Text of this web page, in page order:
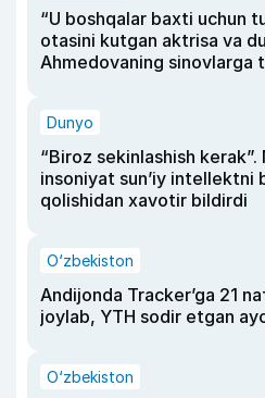
“U boshqalar baxti uchun
otasini kutgan aktrisa va
Ahmedovaning sinovlarga
Dunyo
“Biroz sekinlashish
insoniyat sun’iy intellektni
qolishidan xavotir bildirdi
O‘zbekiston
Andijonda Tracker’ga 21
joylab, YTH sodir etgan
O‘zbekiston